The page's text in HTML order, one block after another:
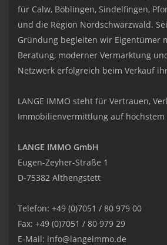
für Calw, Böblingen, Sindelfingen,
und die Region Nordschwarzwald.
Gründung begleiten wir Eigentümer
Beratung, moderner Vermarktung
Netzwerk erfolgreich beim Verkauf
LANGE IMMO steht für Vertrauen,
Immobilienvermittlung auf höchstem
LANGE IMMO GmbH
Eugen-Zeyher-Straße 1
D-75382 Althengstett
Telefon: +49 (0)7051 / 80 979 00
Fax: +49 (0)7051 / 80 979 29
E-Mail: info@langeimmo.de